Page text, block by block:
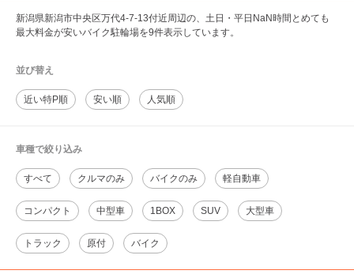
新潟県新潟市中央区万代4-7-13付近周辺の、土日・平日NaN時間とめても
最大料金が安いバイク駐輪場を9件表示しています。
並び替え
近い特P順 安い順 人気順
車種で絞り込み
すべて クルマのみ バイクのみ 軽自動車
コンパクト 中型車 1BOX SUV 大型車
トラック 原付 バイク